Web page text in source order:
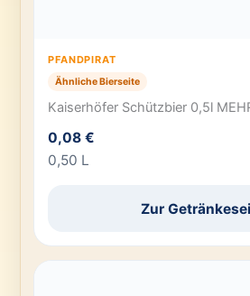
PFANDPIRAT
Ähnliche Bierseite
Kaiserhöfer Schützbier 0,5l
0,08 €
0,50 L
Zur